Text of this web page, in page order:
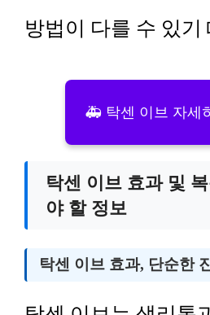
방법이 다를 수 있기
🚑 탁센 이브 자세
탁센 이브 효과 및
야 할 정보
탁센 이브 효과, 단순한